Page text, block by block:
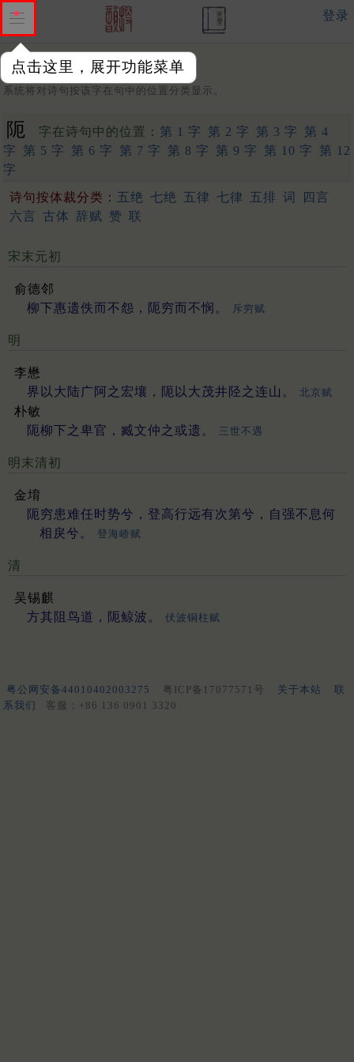
点击这里，展开功能菜单
登录
字：
系统将对诗句按该字在句中的位置分类显示。
阨 字在诗句中的位置： 第 1 字 第 2 字 第 3 字
第 4
字
第 5 字 第 6 字 第 7 字 第 8 字 第 9 字 第 10 字
第 12
字
诗句按体裁分类： 五绝 七绝 五律 七律 五排 词
四言
六言 古体 辞赋 赞 联
宋末元初
俞德邻
柳下惠遗佚而不怨，阨穷而不悯。
斥穷赋
明
李懋
界以大陆广阿之宏壤，阨以大茂井陉之连山。
北京赋
朴敏
阨柳下之卑官，臧文仲之或遗。
三世不遇
明末清初
金堉
阨穷患难任时势兮，登高行远有次第兮，自强不息何
相戾兮。
登海峤赋
清
吴锡麒
方其阻鸟道，阨鲸波。
伏波铜柱赋
粤公网安备44010402003275 粤ICP备17077571号 关于本站
联
系我们
客服：+86 136 0901 3320